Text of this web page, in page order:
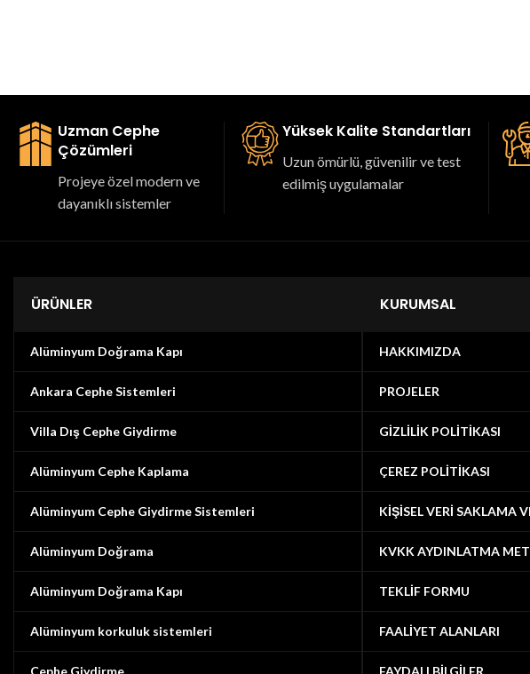
Uzman Cephe
Çözümleri
Projeye özel modern ve
dayanıklı sistemler
Yüksek Kalite Standartları
Uzun ömürlü, güvenilir ve test
edilmiş uygulamalar
ÜRÜNLER
Alüminyum Doğrama Kapı
Ankara Cephe Sistemleri
Villa Dış Cephe Giydirme
Alüminyum Cephe Kaplama
Alüminyum Cephe Giydirme Sistemleri
Alüminyum Doğrama
Alüminyum Doğrama Kapı
Alüminyum korkuluk sistemleri
KURUMSAL
HAKKIMIZDA
PROJELER
GİZLİLİK POLİTİKASI
ÇEREZ POLİTİKASI
KİŞİSEL VERİ SAKLAMA
KVKK AYDINLATMA
TEKLİF FORMU
FAALİYET ALANLARI